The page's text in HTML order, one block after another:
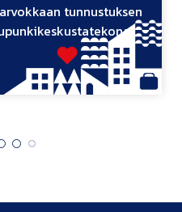
tun­nus­tuk­sen
kuin sau­na­mök­
tänäkin vuonna,